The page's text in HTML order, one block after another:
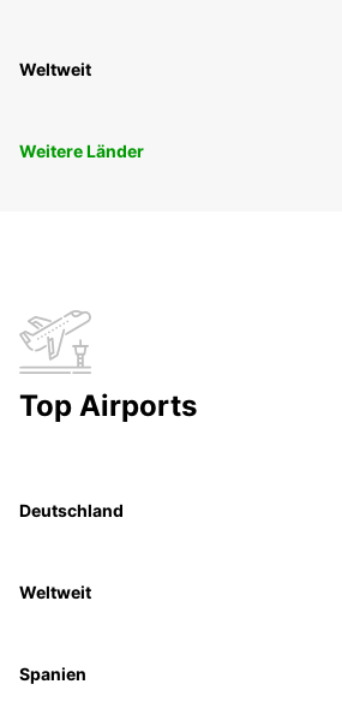
Weltweit
Weitere Länder
Top Airports
Deutschland
Weltweit
Spanien